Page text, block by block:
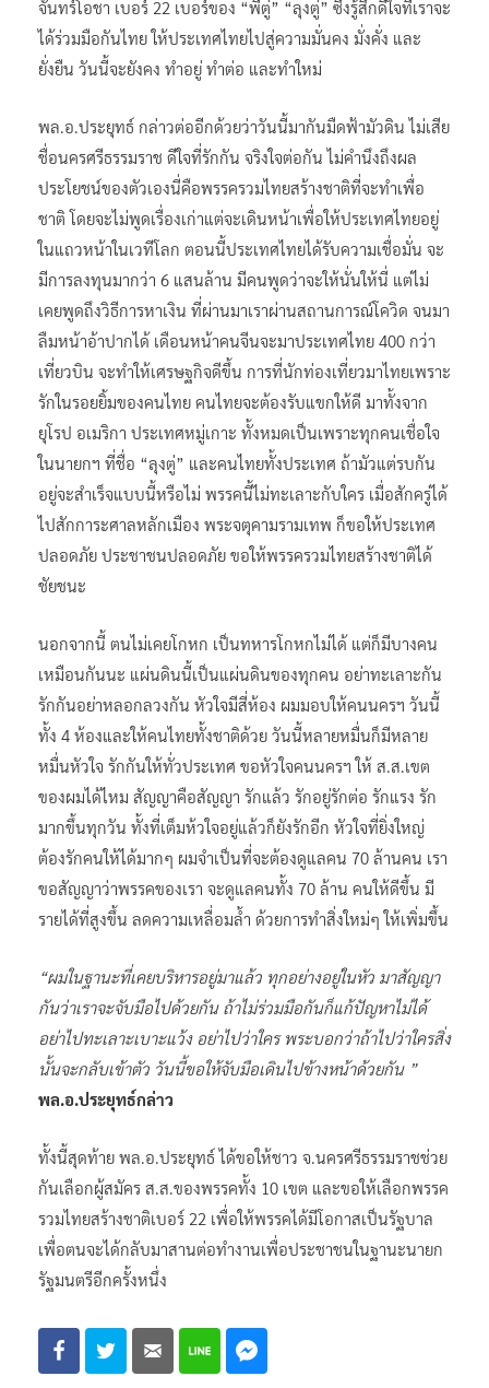
จันทร์โอชา เบอร์ 22 เบอร์ของ “พี่ตู่” “ลุงตู่” ซึ่งรู้สึกดีใจที่เราจะ
ได้ร่วมมือกันไทย ให้ประเทศไทยไปสู่ความมั่นคง มั่งคั่ง และ
ยั่งยืน วันนี้จะยังคง ทำอยู่ ทำต่อ และทำใหม่
พล.อ.ประยุทธ์ กล่าวต่ออีกด้วยว่าวันนี้มากันมืดฟ้ามัวดิน ไม่เสีย
ชื่อนครศรีธรรมราช ดีใจที่รักกัน จริงใจต่อกัน ไม่คำนึงถึงผล
ประโยชน์ของตัวเองนี่คือพรรครวมไทยสร้างชาติที่จะทำเพื่อ
ชาติ โดยจะไม่พูดเรื่องเก่าแต่จะเดินหน้าเพื่อให้ประเทศไทยอยู่
ในแถวหน้าในเวทีโลก ตอนนี้ประเทศไทยได้รับความเชื่อมั่น จะ
มีการลงทุนมากว่า 6 แสนล้าน มีคนพูดว่าจะให้นั่นให้นี่ แต่ไม่
เคยพูดถึงวิธีการหาเงิน ที่ผ่านมาเราผ่านสถานการณ์โควิด จนมา
ลืมหน้าอ้าปากได้ เดือนหน้าคนจีนจะมาประเทศไทย 400 กว่า
เที่ยวบิน จะทำให้เศรษฐกิจดีขึ้น การที่นักท่องเที่ยวมาไทยเพราะ
รักในรอยยิ้มของคนไทย คนไทยจะต้องรับแขกให้ดี มาทั้งจาก
ยุโรป อเมริกา ประเทศหมู่เกาะ ทั้งหมดเป็นเพราะทุกคนเชื่อใจ
ในนายกฯ ที่ชื่อ “ลุงตู่” และคนไทยทั้งประเทศ ถ้ามัวแต่รบกัน
อยู่จะสำเร็จแบบนี้หรือไม่ พรรคนี้ไม่ทะเลาะกับใคร เมื่อสักครู่ได้
ไปสักการะศาลหลักเมือง พระจตุคามรามเทพ ก็ขอให้ประเทศ
ปลอดภัย ประชาชนปลอดภัย ขอให้พรรครวมไทยสร้างชาติได้
ชัยชนะ
นอกจากนี้ ตนไม่เคยโกหก เป็นทหารโกหกไม่ได้ แต่ก็มีบางคน
เหมือนกันนะ แผ่นดินนี้เป็นแผ่นดินของทุกคน อย่าทะเลาะกัน
รักกันอย่าหลอกลวงกัน หัวใจมีสี่ห้อง ผมมอบให้คนนครฯ วันนี้
ทั้ง 4 ห้องและให้คนไทยทั้งชาติด้วย วันนี้หลายหมื่นก็มีหลาย
หมื่นหัวใจ รักกันให้ทั่วประเทศ ขอหัวใจคนนครฯ ให้ ส.ส.เขต
ของผมได้ไหม สัญญาคือสัญญา รักแล้ว รักอยู่รักต่อ รักแรง รัก
มากขึ้นทุกวัน ทั้งที่เต็มห้วใจอยู่แล้วก็ยังรักอีก หัวใจที่ยิ่งใหญ่
ต้องรักคนให้ได้มากๆ ผมจำเป็นที่จะต้องดูแลคน 70 ล้านคน เรา
ขอสัญญาว่าพรรคของเรา จะดูแลคนทั้ง 70 ล้าน คนให้ดีขึ้น มี
รายได้ที่สูงขึ้น ลดความเหลื่อมล้ำ ด้วยการทำสิ่งใหม่ๆ ให้เพิ่มขึ้น
“ผมในฐานะที่เคยบริหารอยู่มาแล้ว ทุกอย่างอยู่ในหัว มาสัญญา
กันว่าเราจะจับมือไปด้วยกัน ถ้าไม่ร่วมมือกันก็แก้ปัญหาไม่ได้
อย่าไปทะเลาะเบาะแว้ง อย่าไปว่าใคร พระบอกว่าถ้าไปว่าใครสิ่ง
นั้นจะกลับเข้าตัว วันนี้ขอให้จับมือเดินไปข้างหน้าด้วยกัน ”
พล.อ.ประยุทธ์กล่าว
ทั้งนี้สุดท้าย พล.อ.ประยุทธ์ ได้ขอให้ชาว จ.นครศรีธรรมราชช่วย
กันเลือกผู้สมัคร ส.ส.ของพรรคทั้ง 10 เขต และขอให้เลือกพรรค
รวมไทยสร้างชาติเบอร์ 22 เพื่อให้พรรคได้มีโอกาสเป็นรัฐบาล
เพื่อตนจะได้กลับมาสานต่อทำงานเพื่อประชาชนในฐานะนายก
รัฐมนตรีอีกครั้งหนึ่ง